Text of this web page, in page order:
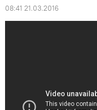
08:41 21.03.2016